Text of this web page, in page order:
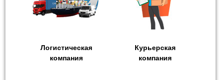
Логистическая
компания
Курьерская
компания